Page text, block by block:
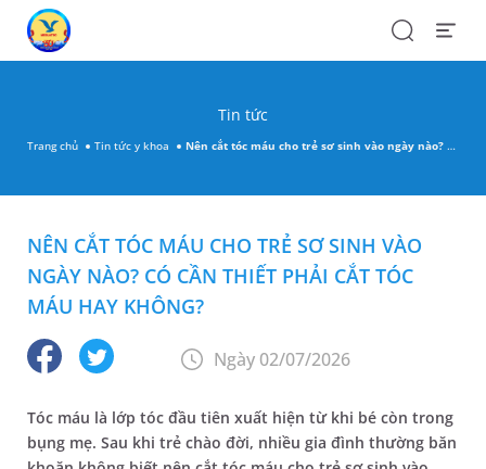
SearchOpen
Tin tức
Trang chủ Tin tức y khoa Nên cắt tóc máu cho trẻ sơ sinh vào ngày nào? Có cần thiết phải cắt tóc máu hay không?
NÊN CẮT TÓC MÁU CHO TRẺ SƠ SINH VÀO
NGÀY NÀO? CÓ CẦN THIẾT PHẢI CẮT TÓC
MÁU HAY KHÔNG?
Ngày 02/07/2026
Tóc máu là lớp tóc đầu tiên xuất hiện từ khi bé còn trong
bụng mẹ. Sau khi trẻ chào đời, nhiều gia đình thường băn